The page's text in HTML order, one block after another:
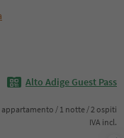
Alto Adige Guest Pass
appartamento / 1 notte / 2 ospiti
IVA incl.